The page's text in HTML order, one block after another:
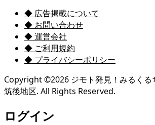
◆ 広告掲載について
◆ お問い合わせ
◆ 運営会社
◆ ご利用規約
◆ プライバシーポリシー
Copyright ©2026 ジモト発見！みるくる
筑後地区. All Rights Reserved.
ログイン